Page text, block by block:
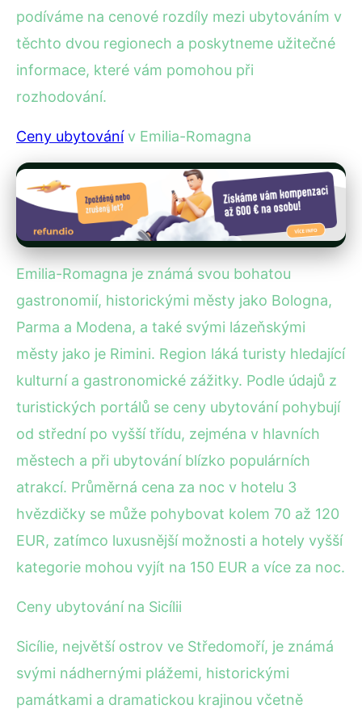
podíváme na cenové rozdíly mezi ubytováním v
těchto dvou regionech a poskytneme užitečné
informace, které vám pomohou při
rozhodování.
Ceny ubytovánív Emilia-Romagna
Emilia-Romagna je známá svou bohatou
gastronomií, historickými městy jako Bologna,
Parma a Modena, a také svými lázeňskými
městy jako je Rimini. Region láká turisty hledající
kulturní a gastronomické zážitky. Podle údajů z
turistických portálů se ceny ubytování pohybují
od střední po vyšší třídu, zejména v hlavních
městech a při ubytování blízko populárních
atrakcí. Průměrná cena za noc v hotelu 3
hvězdičky se může pohybovat kolem 70 až 120
EUR, zatímco luxusnější možnosti a hotely vyšší
kategorie mohou vyjít na 150 EUR a více za noc.
Ceny ubytování na Sicílii
Sicílie, největší ostrov ve Středomoří, je známá
svými nádhernými plážemi, historickými
památkami a dramatickou krajinou včetně